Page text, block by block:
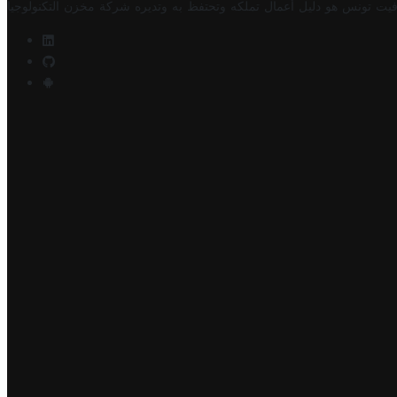
تونس هو دليل أعمال تملكه وتحتفظ به وتديره شركة مخزن التكنولوجيا